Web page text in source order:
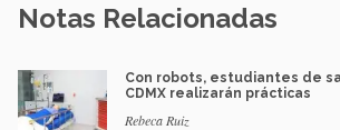
Notas Relacionadas
Con robots, estudiantes de
CDMX realizarán prácticas
Rebeca Ruiz